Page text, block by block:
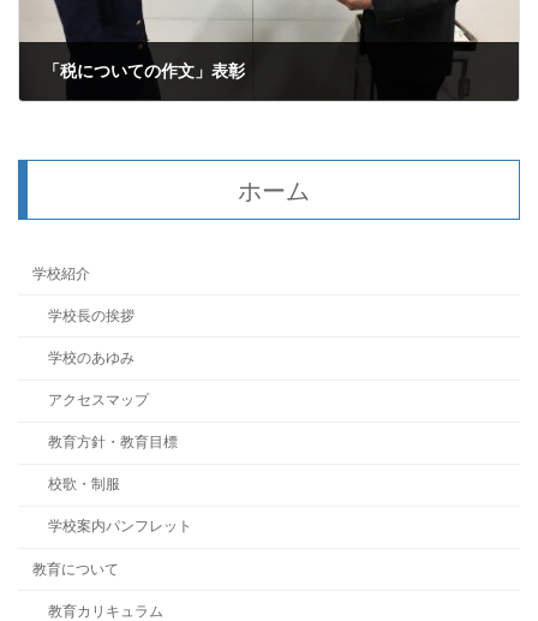
「税についての作文」表彰
ホーム
学校紹介
学校長の挨拶
学校のあゆみ
アクセスマップ
教育方針・教育目標
校歌・制服
学校案内パンフレット
教育について
教育カリキュラム